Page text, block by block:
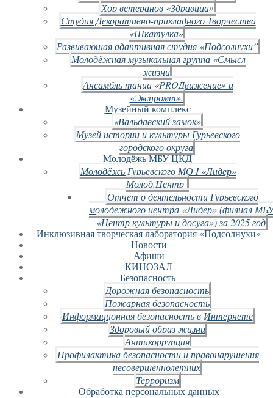
Хор ветеранов «Здравица»
Студия Декоративно-прикладного Творчества
«Шкатулка»
Развивающая адаптивная студия «Подсолнухи”
Молодёжная музыкальная группа «Смысл
жизни
Ансамбль танца «PROДвижение» и
«Экспромт».
Музейный комплекс
«Вальдавский замок»
Музей истории и культуры Гурьевского
городского округа
Молодёжь МБУ ЦКД
Молодёжь Гурьевского МО I «Лидер»
Молод.Центр
Отчет о деятельности Гурьевского
молодежного центра «Лидер» (филиал
«Центр культуры и досуга») за 2025 год
Инклюзивная творческая лаборатория «Подсолнухи»
Новости
Афиши
КИНОЗАЛ
Безопасность
Дорожная безопасность
Пожарная безопасность
Информационная безопасность в Интернете
Здоровый образ жизни
Антикоррупция
Профилактика безопасности и правонарушения
несовершеннолетних
Терроризм
Обработка персональных данных